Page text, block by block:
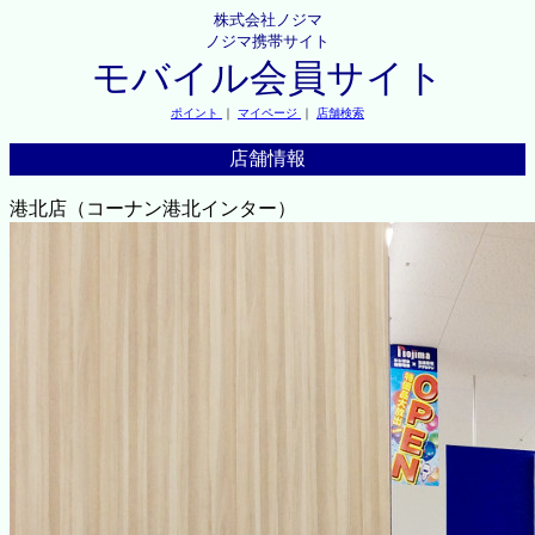
株式会社ノジマ
ノジマ携帯サイト
モバイル会員サイト
ポイント ｜ マイページ ｜ 店舗検索
店舗情報
港北店（コーナン港北インター）